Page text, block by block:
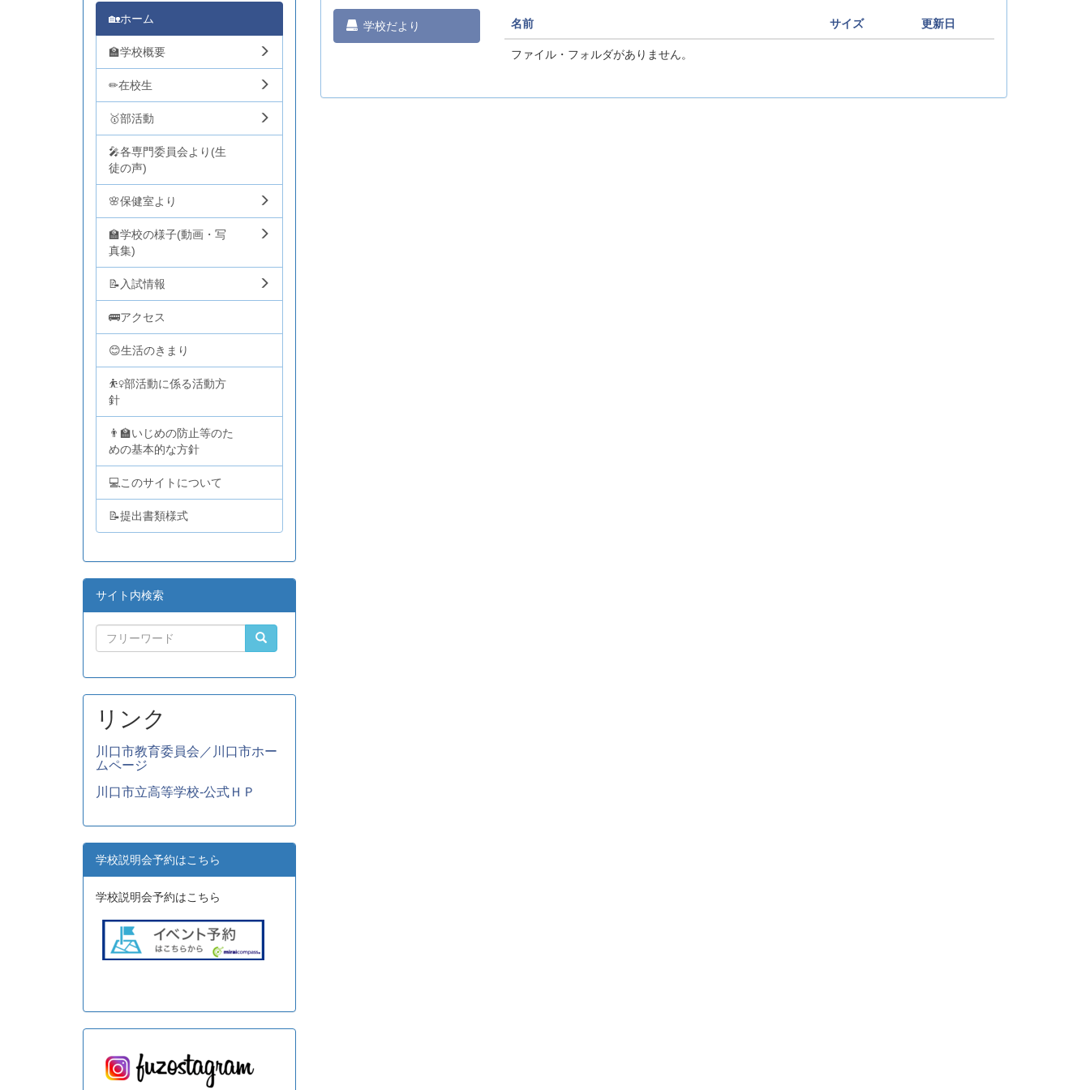
学校だより 名前 サイズ 更新日
ファイル・フォルダがありません。
🏡ホーム
🏫学校概要
✏在校生
🥇部活動
🎤各専門委員会より(生
徒の声)
🌸保健室より
🏫学校の様子(動画・写
真集)
📝入試情報
🚌アクセス
😊生活のきまり
⛹️‍♀️部活動に係る活動方
針
👨‍🏫いじめの防止等のた
めの基本的な方針
💻このサイトについて
📝提出書類様式
サイト内検索
リンク
川口市教育委員会／川口市ホー
ムページ
川口市立高等学校-公式ＨＰ
学校説明会予約はこちら
学校説明会予約はこちら